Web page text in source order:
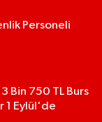
Personeli
Bin 750 TL Burs
1 Eylül'de